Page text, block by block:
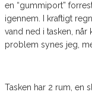
en “gummiport”
igennem. I kraftigt
vand ned i tasken, når
problem synes jeg,
Tasken har 2 rum, en